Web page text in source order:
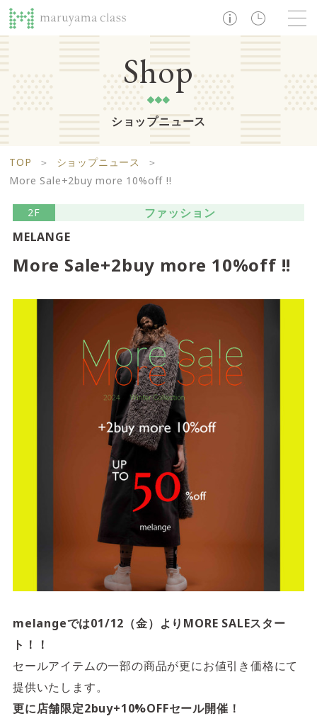
TOP
ショップ レストラン・カフェ ショップニュース
イベント・お知らせ 施設案内
サイトご利用にあたって
閉じる
Life support floor
ライフサポートフロア
営業時間 10:00 ~ 20:00
1F Food boutique floor
営業時間 10:00 ~ 20:00
※一部店舗は営業時間が異なります。
Fashion & Life style floor
ファッション＆ライフスタイルフロア
営業時間 10:00 ~ 20:00
Service & Beauty & Restaurant
サービス＆ビューティー＆レストランフロア
営業時間 10:00 ~ 22:00
4F/5F
フィジカルケアフロア
営業時間 10:00 ~ 23:00
Shop
ショップニュース
TOP ＞ ショップニュース
＞
More Sale+2buy more 10%off !!
2F
ファッション
MELANGE
More Sale+2buy more 10%off !!
melangeでは01/12（金）よりMORE SALEスター
ト！！
セールアイテムの一部の商品が更にお値引き価格にて
提供いたします。
更に店舗限定2buy+10%OFFセール開催！